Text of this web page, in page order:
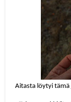
Aitasta löytyi